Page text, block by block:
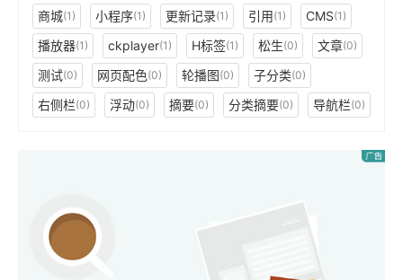
商城(1) 小程序(1) 更新记录(1) 引用(1) CMS(1)
播放器(1) ckplayer(1) H标签(1) 松生(0) 文章(0)
测试(0) 网页配色(0) 轮播图(0) 子分类(0)
右侧栏(0) 浮动(0) 摘要(0) 分类摘要(0) 导航栏(0)